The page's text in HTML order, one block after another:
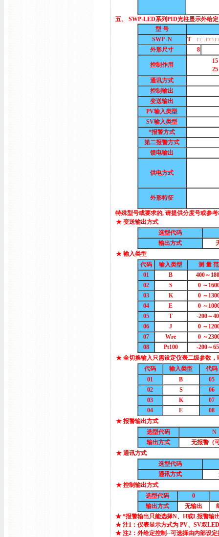
五、 SWP-LED系列PID光柱显示外给
型 号
SWP -N
T □ □□-□
外形尺寸
8
控制作用
15
25
通讯方式
控制输出
变送输出
PV输入类型
SV输入类型
*报警方式
第二报警方式
馈电输出
供电方式
外形特征
特殊型号或要求的, 请提供分度号或参
★ 变送输出方式
选型代码
输出方式
★ 输入类型
代码
输入类型
测 量
01
B
400～
02
S
0 ～
03
K
0 ～
04
E
0 ～
05
T
-200～
06
J
0 ～
07
Wre
0 ～
08
Pt100
-200～
★ 全切换输入只需设定仪表二级参数
代码
输入类型
代码
01
B
05
02
S
06
03
K
07
04
E
08
★ 报警输出方式
选型代码
N
输出方式
无报警（
★ 通讯方式
选型代码
通讯方式
★ 控制输出方式
选型代码
0
输出方式
无输出
★ *报警输出只能选择N、H或L报警输
★ 注1：仪表显示方式为 PV、SV双
★ 注2：外给定控制--可选择由内部设